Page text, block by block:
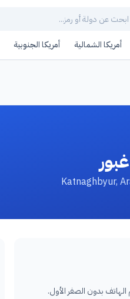
أمريكا الشمالية أمريكا الجنوبية